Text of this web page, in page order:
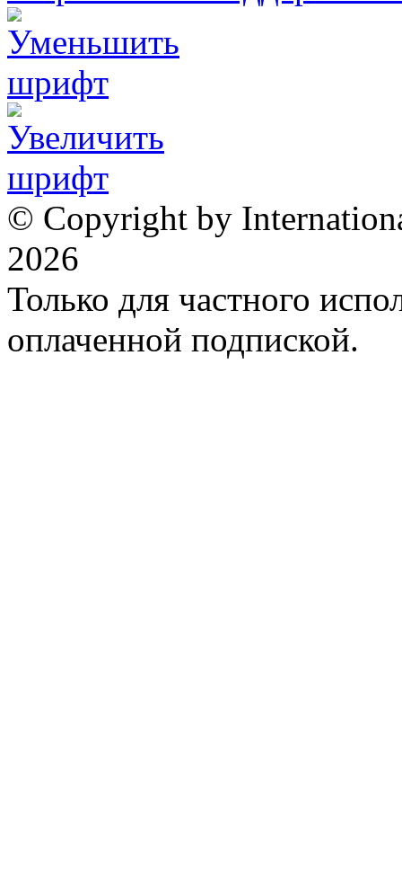
© Copyright by
2026
Только для частного
оплаченной подпиской.